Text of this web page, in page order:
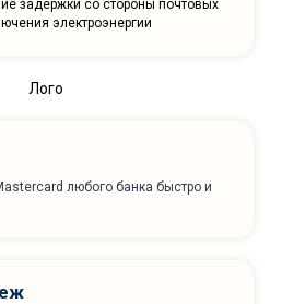
задержки со стороны почтовых
электроэнергии
любого банка быстро и